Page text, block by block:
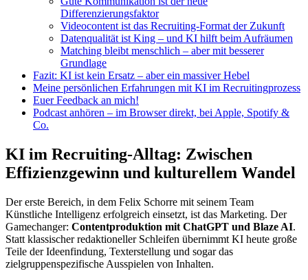
Differenzierungsfaktor
Videocontent ist das Recruiting-Format der Zukunft
Datenqualität ist King – und KI hilft beim Aufräumen
Matching bleibt menschlich – aber mit besserer
Grundlage
Fazit: KI ist kein Ersatz – aber ein massiver Hebel
Meine persönlichen Erfahrungen mit KI im Recruitingprozess
Euer Feedback an mich!
Podcast anhören – im Browser direkt, bei Apple, Spotify &
Co.
KI im Recruiting-Alltag: Zwischen
Effizienzgewinn und kulturellem Wandel
Der erste Bereich, in dem Felix Schorre mit seinem Team
Künstliche Intelligenz erfolgreich einsetzt, ist das Marketing. Der
Gamechanger: Contentproduktion mit ChatGPT und Blaze AI.
Statt klassischer redaktioneller Schleifen übernimmt KI heute große
Teile der Ideenfindung, Texterstellung und sogar das
zielgruppenspezifische Ausspielen von Inhalten.